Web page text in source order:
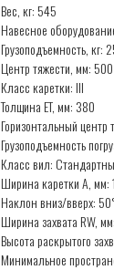
Вес, кг: 545
Навесное
Грузоподъемность, кг:
Центр тяжести, мм: 500
Класс каретки: III
Толщина ET, мм: 380
Горизонтальный
Грузоподъемность
Класс вил:
Ширина каретки A, мм:
Наклон вниз/вверх:
Ширина захвата RW,
Высота раскрытого
Минимальное